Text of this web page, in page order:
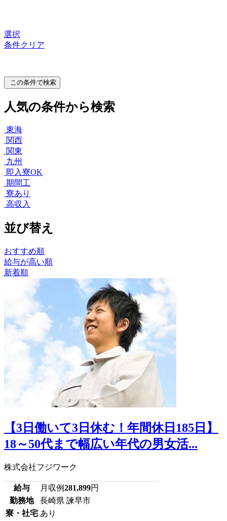
選択
条件クリア
この条件で検索
人気の条件から検索
東海
関西
関東
九州
即入寮OK
期間工
寮あり
高収入
並び替え
おすすめ順
給与が高い順
新着順
【3日働いて3日休む！年間休日185日】
18～50代まで幅広い年代の男女活...
株式会社フジワーク
給与 月収例281,899円
勤務地
長崎県 諫早市
寮・社宅 あり